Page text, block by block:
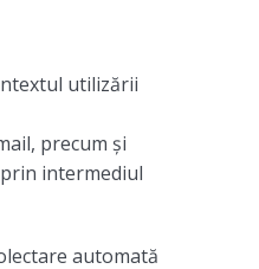
utilizării
precum și
intermediul
automată